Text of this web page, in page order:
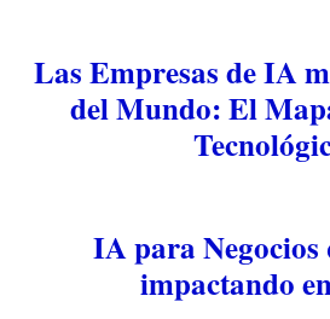
Las Empresas de IA
del Mundo: El
IA para Negocios
impactando